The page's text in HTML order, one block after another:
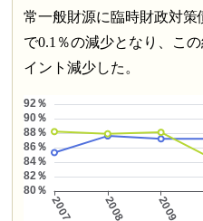
常一般財源に臨時財政対
で0.1％の減少となり、こ
イント減少した。